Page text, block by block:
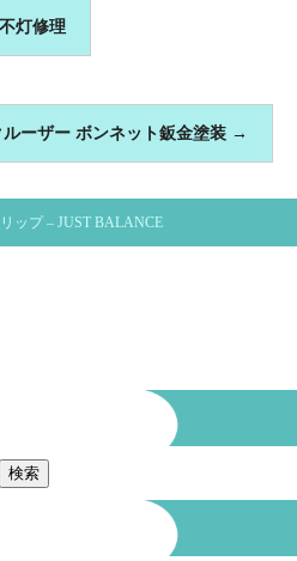
灯修理
ルーザー ボンネット鈑金塗装 →
ップ – JUST BALANCE